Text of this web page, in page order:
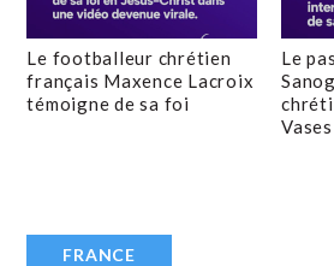
Le footballeur chrétien
français Maxence Lacroix
témoigne de sa foi
Le
FRANCE